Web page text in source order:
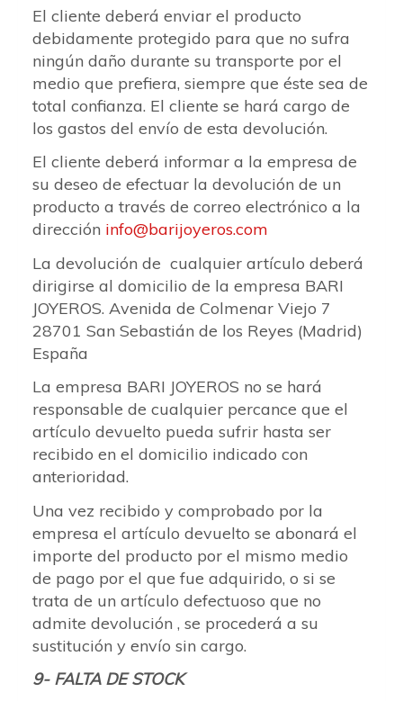
El cliente deberá enviar el producto
debidamente protegido para que no sufra
ningún daño durante su transporte por el
medio que prefiera, siempre que éste sea de
total confianza. El cliente se hará cargo de
los gastos del envío de esta devolución.
El cliente deberá informar a la empresa de
su deseo de efectuar la devolución de un
producto a través de correo electrónico a la
dirección info
barijoyeros.com
La devolución de cualquier artículo deberá
dirigirse al domicilio de la empresa BARI
JOYEROS. Avenida de Colmenar Viejo 7
28701 San Sebastián de los Reyes (Madrid)
España
La empresa BARI JOYEROS no se hará
responsable de cualquier percance que el
artículo devuelto pueda sufrir hasta ser
recibido en el domicilio indicado con
anterioridad.
Una vez recibido y comprobado por la
empresa el artículo devuelto se abonará el
importe del producto por el mismo medio
de pago por el que fue adquirido, o si se
trata de un artículo defectuoso que no
admite devolución , se procederá a su
sustitución y envío sin cargo.
9- FALTA DE STOCK